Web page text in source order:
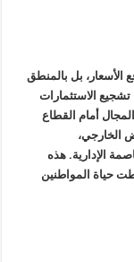
الأسعار، بل بالمنطق
الاستثمارات
المجال أمام القطاع
الخارجي،
الإدارية. هذه
حياة المواطنين